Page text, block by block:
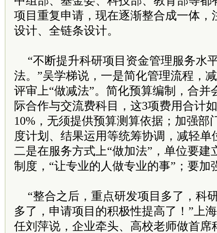
项目重复申请，现在逐渐整合成一体，
设计、全链条设计。
“不断提升科研项目资金管理服务水
法。”吴学梯说，一是简化管理流程，
评审上“做减法”。简化预算编制，合并
际合作与交流费科目，这3项费用合计
10%，无须提供预算测算依据；加强部
度计划、结果运用等统筹协调，减轻单
二是在服务方式上“做加法”，单位要建
制度，“让专业的人做专业的事”；要加
“整合之后，重点研发项目多了，科
多了，申请项目的积极性提高了！”上
任刘萍说，企业牵头、高校老师做首席